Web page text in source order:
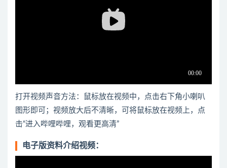
打开视频声音方法：鼠标放在视频中，点击右下角小喇叭
图形即可；视频放大后不清晰，可将鼠标放在视频上，点
击“进入哔哩哔哩，观看更高清”
电子版资料介绍视频：